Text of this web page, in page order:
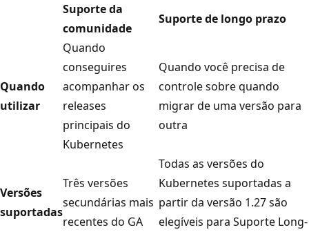
Suporte da
comunidade
Suporte de longo prazo
Quando
utilizar
Quando
conseguires
acompanhar os
releases
principais do
Kubernetes
Quando você precisa de
controle sobre quando
migrar de uma versão para
outra
Versões
suportadas
Três versões
secundárias mais
recentes do GA
Todas as versões do
Kubernetes suportadas a
partir da versão 1.27 são
elegíveis para Suporte Long-